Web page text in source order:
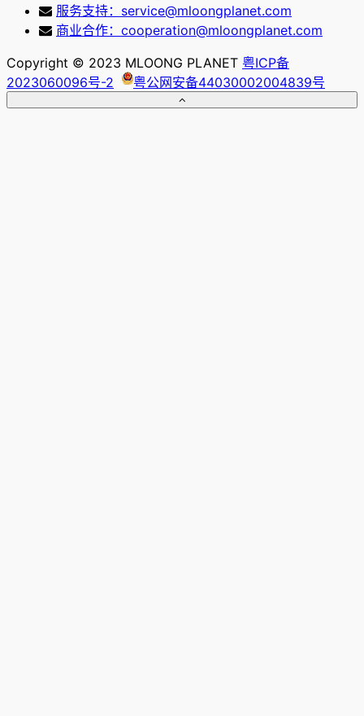
服务支持：service@mloongplanet.com
商业合作：cooperation@mloongplanet.com
Copyright © 2023 MLOONG PLANET 粤ICP备
2023060096号-2
粤公网安备44030002004839号